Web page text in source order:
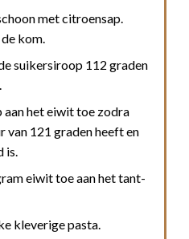
met citroensap.
kom.
suikersiroop 112 graden
het eiwit toe zodra
van 121 graden heeft en
is.
eiwit toe aan het tant-
kleverige pasta.